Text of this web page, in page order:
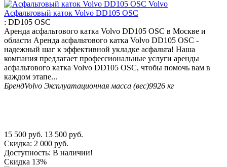
Асфальтовый каток Volvo DD105 OSC
: DD105 OSC
Аренда асфальтового катка Volvo DD105 OSC в Москве и
области Аренда асфальтового катка Volvo DD105 OSC -
надежный шаг к эффективной укладке асфальта! Наша
компания предлагает профессиональные услуги аренды
асфальтового катка Volvo DD105 OSC, чтобы помочь вам в
каждом этапе...
БрендVolvo Эксплуатационная масса (вес)9926 кг
15 500 руб. 13 500 руб.
Скидка: 2 000 руб.
Доступность: В наличии!
Скидка 13%